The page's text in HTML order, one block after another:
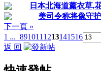
日本北海道薰衣草,
美司令称将像守
下一頁 »
1 ... 891011 1213141516
返 回